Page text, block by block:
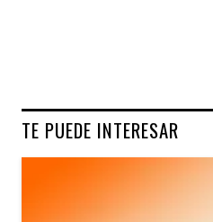
TE PUEDE INTERESAR